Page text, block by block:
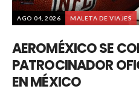
AGO 04, 2026 MALETA DE VIAJES
AEROMÉXICO SE
PATROCINADOR
EN MÉXICO